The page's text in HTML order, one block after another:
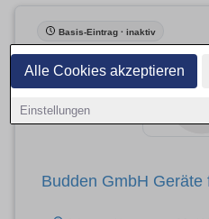
Alle Cookies akzeptieren
Einstellungen
Basis-Eintrag · inaktiv
Budden GmbH